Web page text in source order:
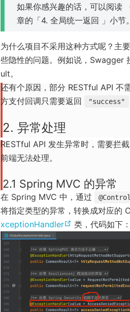
如果你感兴趣的话，可以阅读
章的「4. 全局统一返回 」小节。
为什么项目不采用这种方式呢？主
些隐性的问题。例如说，Swagger
ult。
还有个原因，部分 RESTful API 不
方支付回调只需要返回
"success"
2. 异常处理
RESTful API 发生异常时，需要拦
前端无法处理。
2.1 Spring MVC 的异常
在 Spring MVC 中，通过
将指定类型的异常，转换成对应的
xceptionHandler
(
p
e
n
n
类，代码如下：